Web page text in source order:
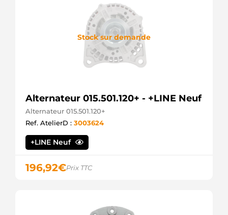
Stock sur demande
Alternateur 015.501.120+ - +LINE Neuf
Alternateur 015.501.120+
Ref. AtelierD : 3003624
+LINE Neuf
196,92€Prix TTC